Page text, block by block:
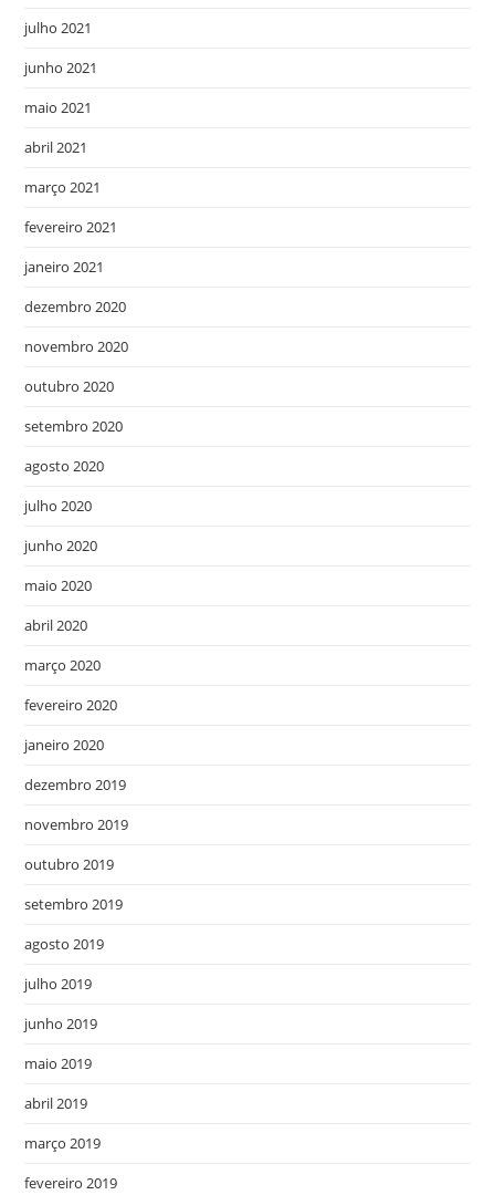
julho 2021
junho 2021
maio 2021
abril 2021
março 2021
fevereiro 2021
janeiro 2021
dezembro 2020
novembro 2020
outubro 2020
setembro 2020
agosto 2020
julho 2020
junho 2020
maio 2020
abril 2020
março 2020
fevereiro 2020
janeiro 2020
dezembro 2019
novembro 2019
outubro 2019
setembro 2019
agosto 2019
julho 2019
junho 2019
maio 2019
abril 2019
março 2019
fevereiro 2019